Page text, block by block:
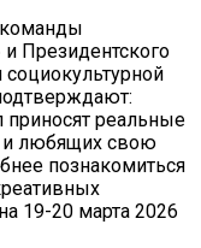
Президентского
приносят реальные
любящих свою
познакомиться
19-20 марта 2026